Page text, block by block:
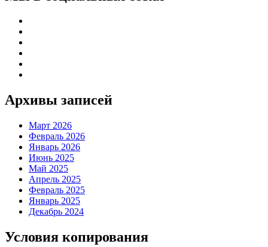
Архивы записей
Март 2026
Февраль 2026
Январь 2026
Июнь 2025
Май 2025
Апрель 2025
Февраль 2025
Январь 2025
Декабрь 2024
Условия копирования